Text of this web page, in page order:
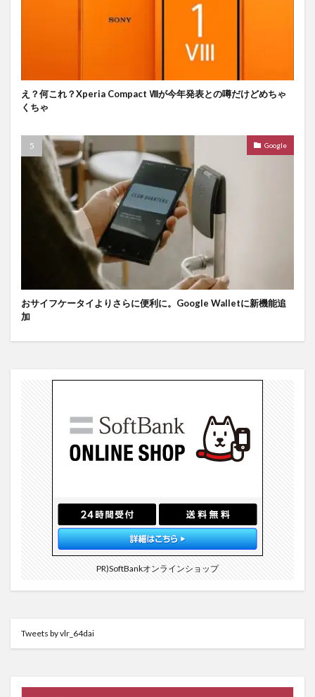
え？何これ？Xperia Compact Ⅷが今年発表との噂だけどめちゃ
くちゃ
Google
おサイフケータイよりさらに便利に。Google Walletに新機能追
加
PR)SoftBankオンラインショップ
Tweets by vlr_64dai